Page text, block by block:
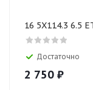
Достаточно
2 750 ₽